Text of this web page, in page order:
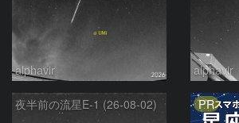
alphavir alphavir
夜半前の流星E-1 (26-08-02) PR